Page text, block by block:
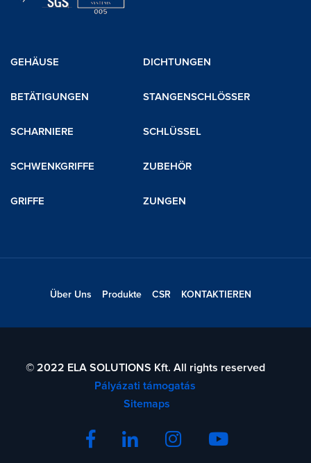
GEHÄUSE
BETÄTIGUNGEN
SCHARNIERE
SCHWENKGRIFFE
GRIFFE
DICHTUNGEN
STANGENSCHLÖSSER
SCHLÜSSEL
ZUBEHÖR
ZUNGEN
Über Uns Produkte CSR KONTAKTIEREN
© 2022 ELA SOLUTIONS Kft. All rights reserved
Pályázati támogatás
Sitemaps